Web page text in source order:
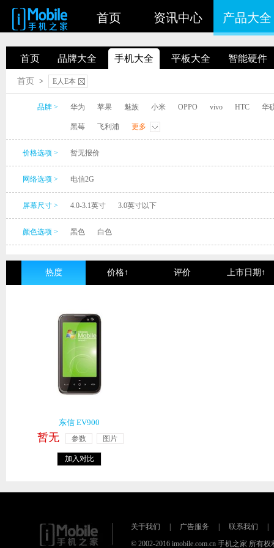
首页 资讯中心 产品大全
首页 品牌大全 手机大全 平板大全 智能硬件
首页 > E人E本
品牌 > 华为 苹果 魅族 小米 OPPO vivo HTC 华
黑莓 飞利浦 更多
价格选项 > 暂无报价
网络选项 > 电信2G
屏幕尺寸 > 4.0-3.1英寸 3.0英寸以下
颜色选项 > 黑色 白色
热度 价格↑ 评价 上市日期↑
东信 EV900
暂无 参数 图片
加入对比
关于我们 广告服务 联系我们
© 2002-2016 imobile.com.cn 手机之家 所有权